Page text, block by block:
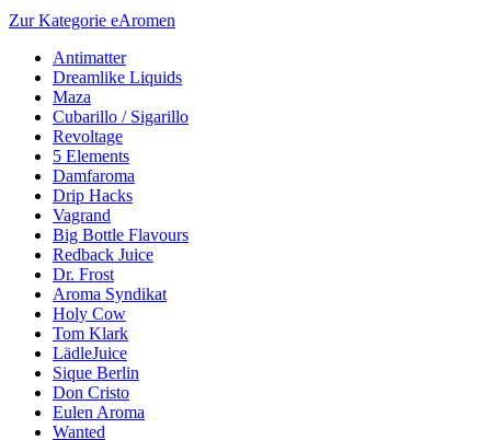
Zur Kategorie eAromen
Antimatter
Dreamlike Liquids
Maza
Cubarillo / Sigarillo
Revoltage
5 Elements
Damfaroma
Drip Hacks
Vagrand
Big Bottle Flavours
Redback Juice
Dr. Frost
Aroma Syndikat
Holy Cow
Tom Klark
LädleJuice
Sique Berlin
Don Cristo
Eulen Aroma
Wanted